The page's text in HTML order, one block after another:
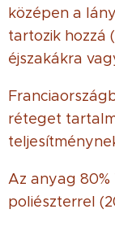
középen a
tartozik hozzá
éjszakákra
réteget
Az anyag
poliészterrel